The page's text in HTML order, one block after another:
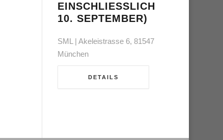
EINSCHLIESSLICH 1
0. SEPTEMBER)
SML | Akeleistrasse 6, 81547
München
DETAILS